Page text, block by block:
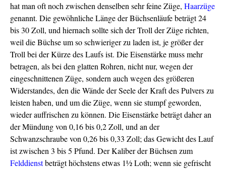
hat man oft noch zwischen denselben sehr feine Züge, Haarzüge
genannt. Die gewöhnliche Länge der Büchsenläufe beträgt 24
bis 30 Zoll, und hiernach sollte sich der Troll der Züge richten,
weil die Büchse um so schwieriger zu laden ist, je größer der
Troll bei der Kürze des Laufs ist. Die Eisenstärke muss mehr
betragen, als bei den glatten Rohren, nicht nur, wegen der
eingeschnittenen Züge, sondern auch wegen des größeren
Widerstandes, den die Wände der Seele der Kraft des Pulvers zu
leisten haben, und um die Züge, wenn sie stumpf geworden,
wieder auffrischen zu können. Die Eisenstärke beträgt daher an
der Mündung von 0,16 bis 0,2 Zoll, und an der
Schwanzschraube von 0,26 bis 0,33 Zoll; das Gewicht des Lauf
ist zwischen 3 bis 5 Pfund. Der Kaliber der Büchsen zum
Felddienstbeträgt höchstens etwas 1½ Loth; wenn sie gefrischt